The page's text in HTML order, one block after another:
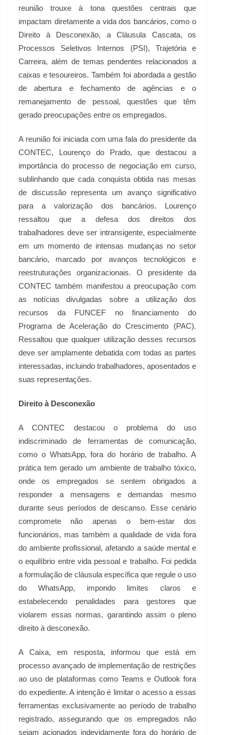
reunião trouxe à tona questões centrais que
impactam diretamente a vida dos bancários, como o
Direito à Desconexão, a Cláusula Cascata, os
Processos Seletivos Internos (PSI), Trajetória e
Carreira, além de temas pendentes relacionados a
caixas e tesoureiros. Também foi abordada a gestão
de abertura e fechamento de agências e o
remanejamento de pessoal, questões que têm
gerado preocupações entre os empregados.
A reunião foi iniciada com uma fala do presidente da
CONTEC, Lourenço do Prado, que destacou a
importância do processo de negociação em curso,
sublinhando que cada conquista obtida nas mesas
de discussão representa um avanço significativo
para a valorização dos bancários. Lourenço
ressaltou que a defesa dos direitos dos
trabalhadores deve ser intransigente, especialmente
em um momento de intensas mudanças no setor
bancário, marcado por avanços tecnológicos e
reestruturações organizacionais. O presidente da
CONTEC também manifestou a preocupação com
as notícias divulgadas sobre a utilização dos
recursos da FUNCEF no financiamento do
Programa de Aceleração do Crescimento (PAC).
Ressaltou que qualquer utilização desses recursos
deve ser amplamente debatida com todas as partes
interessadas, incluindo trabalhadores, aposentados e
suas representações.
Direito à Desconexão
A CONTEC destacou o problema do uso
indiscriminado de ferramentas de comunicação,
como o WhatsApp, fora do horário de trabalho. A
prática tem gerado um ambiente de trabalho tóxico,
onde os empregados se sentem obrigados a
responder a mensagens e demandas mesmo
durante seus períodos de descanso. Esse cenário
compromete não apenas o bem-estar dos
funcionários, mas também a qualidade de vida fora
do ambiente profissional, afetando a saúde mental e
o equilíbrio entre vida pessoal e trabalho. Foi pedida
a formulação de cláusula específica que regule o uso
do WhatsApp, impondo limites claros e
estabelecendo penalidades para gestores que
violarem essas normas, garantindo assim o pleno
direito à desconexão.
A Caixa, em resposta, informou que está em
processo avançado de implementação de restrições
ao uso de plataformas como Teams e Outlook fora
do expediente. A intenção é limitar o acesso a essas
ferramentas exclusivamente ao período de trabalho
registrado, assegurando que os empregados não
sejam acionados indevidamente fora do horário de